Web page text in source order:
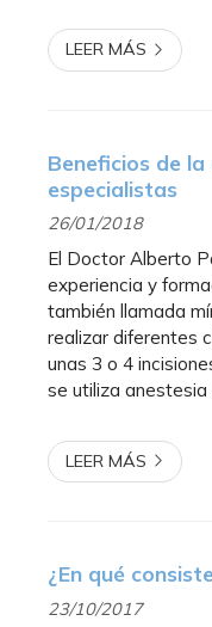
LEER MÁS
Beneficios de
especialistas
26/01/2018
El Doctor Alberto
experiencia y
también llamada
realizar diferentes
unas 3 o 4
se utiliza anestesia
LEER MÁS
¿En qué
23/10/2017